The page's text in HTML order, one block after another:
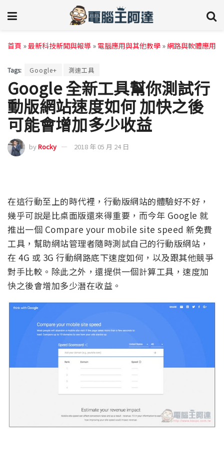
首頁 »最新科技新聞與報導 » 電腦應用與其他教學 »網路與軟體應用
Tags: Google+ 測速工具
Google 全新工具幫你測試行
動版網站速度如何 加快之後
可能會增加多少收益
byRocky 2018 年 05 月 24 日
在這行動至上的時代裡，行動版網站的體驗好不好，
幾乎可說是比桌面版還來得重要，而今年 Google 就
推出一個 Compare your mobile site speed 新免費
工具，幫助網站管理者隨時測試自己的行動版網站，
在 4G 或 3G 行動網路底下速度如何，以及跟其他競爭
對手比較。除此之外，還提供一個計算工具，速度加
快之後會增加多少潛在收益。